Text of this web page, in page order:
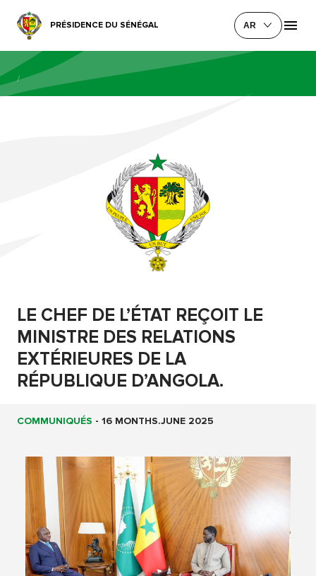
PRÉSIDENCE DU SÉNÉGAL AR
/
LE CHEF DE L’ÉTAT REÇOIT LE
MINISTRE DES RELATIONS
EXTÉRIEURES DE LA
RÉPUBLIQUE D’ANGOLA.
COMMUNIQUÉS - 16 MONTHS.JUNE 2025